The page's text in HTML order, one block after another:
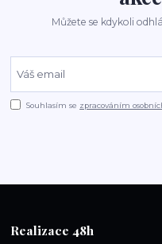
Můžete se kdykoli
Souhlasím se zpracováním
Realizace 48h